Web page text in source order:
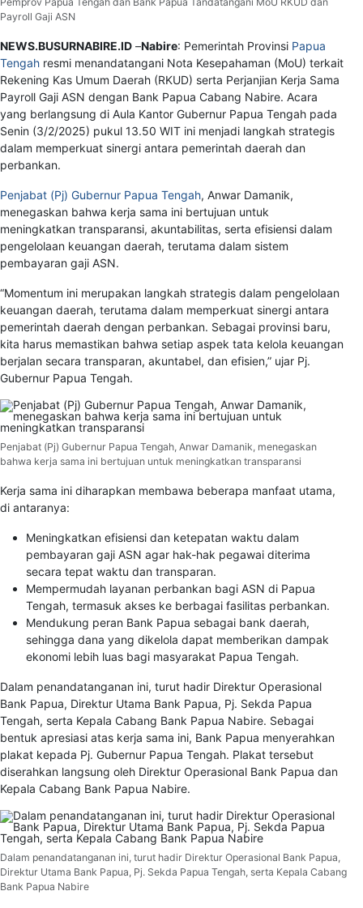
Payroll Gaji ASN
NEWS.BUSURNABIRE.ID –Nabire: Pemerintah Provinsi Papua
Tengah resmi menandatangani Nota Kesepahaman (MoU) terkait
Rekening Kas Umum Daerah (RKUD) serta Perjanjian Kerja Sama
Payroll Gaji ASN dengan Bank Papua Cabang Nabire. Acara
yang berlangsung di Aula Kantor Gubernur Papua Tengah pada
Senin (3/2/2025) pukul 13.50 WIT ini menjadi langkah strategis
dalam memperkuat sinergi antara pemerintah daerah dan
perbankan.
Penjabat (Pj) Gubernur Papua Tengah, Anwar Damanik,
menegaskan bahwa kerja sama ini bertujuan untuk
meningkatkan transparansi, akuntabilitas, serta efisiensi dalam
pengelolaan keuangan daerah, terutama dalam sistem
pembayaran gaji ASN.
“Momentum ini merupakan langkah strategis dalam pengelolaan
keuangan daerah, terutama dalam memperkuat sinergi antara
pemerintah daerah dengan perbankan. Sebagai provinsi baru,
kita harus memastikan bahwa setiap aspek tata kelola keuangan
berjalan secara transparan, akuntabel, dan efisien,” ujar Pj.
Gubernur Papua Tengah.
Penjabat (Pj) Gubernur Papua Tengah, Anwar Damanik, menegaskan
bahwa kerja sama ini bertujuan untuk meningkatkan transparansi
Kerja sama ini diharapkan membawa beberapa manfaat utama,
di antaranya:
Meningkatkan efisiensi dan ketepatan waktu dalam
pembayaran gaji ASN agar hak-hak pegawai diterima
secara tepat waktu dan transparan.
Mempermudah layanan perbankan bagi ASN di Papua
Tengah, termasuk akses ke berbagai fasilitas perbankan.
Mendukung peran Bank Papua sebagai bank daerah,
sehingga dana yang dikelola dapat memberikan dampak
ekonomi lebih luas bagi masyarakat Papua Tengah.
Dalam penandatanganan ini, turut hadir Direktur Operasional
Bank Papua, Direktur Utama Bank Papua, Pj. Sekda Papua
Tengah, serta Kepala Cabang Bank Papua Nabire. Sebagai
bentuk apresiasi atas kerja sama ini, Bank Papua menyerahkan
plakat kepada Pj. Gubernur Papua Tengah. Plakat tersebut
diserahkan langsung oleh Direktur Operasional Bank Papua dan
Kepala Cabang Bank Papua Nabire.
Dalam penandatanganan ini, turut hadir Direktur Operasional Bank Papua,
Direktur Utama Bank Papua, Pj. Sekda Papua Tengah, serta Kepala Cabang
Bank Papua Nabire